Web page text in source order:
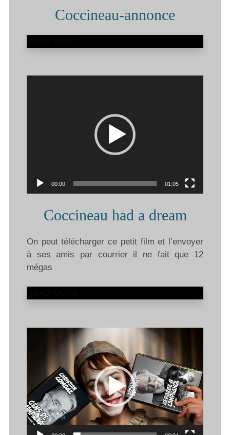
Coccineau-annonce
00:00 01:05
Coccineau had a dream
On peut télécharger ce petit film et l’envoyer
à ses amis par courrier il ne fait que 12
mégas